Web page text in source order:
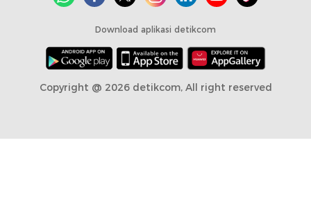
Download aplikasi detikcom
Copyright @ 2026 detikcom, All right reserved